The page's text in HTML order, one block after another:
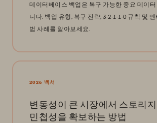
데이터베이스 백업은 복구 가능한 중요 데이
니다. 백업 유형, 복구 전략, 3-2-1-1-0 규칙 및
범 사례를 알아보세요.
2026 백서
변동성이 큰 시장에서 스토리
민첩성을 확보하는 방법